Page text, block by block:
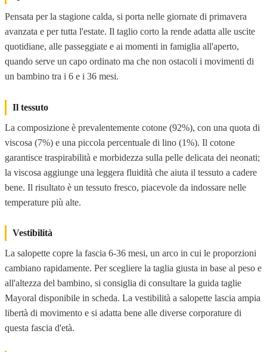
Pensata per la stagione calda, si porta nelle giornate di primavera
avanzata e per tutta l'estate. Il taglio corto la rende adatta alle uscite
quotidiane, alle passeggiate e ai momenti in famiglia all'aperto,
quando serve un capo ordinato ma che non ostacoli i movimenti di
un bambino tra i 6 e i 36 mesi.
Il tessuto
La composizione è prevalentemente cotone (92%), con una quota di
viscosa (7%) e una piccola percentuale di lino (1%). Il cotone
garantisce traspirabilità e morbidezza sulla pelle delicata dei neonati;
la viscosa aggiunge una leggera fluidità che aiuta il tessuto a cadere
bene. Il risultato è un tessuto fresco, piacevole da indossare nelle
temperature più alte.
Vestibilità
La salopette copre la fascia 6-36 mesi, un arco in cui le proporzioni
cambiano rapidamente. Per scegliere la taglia giusta in base al peso e
all'altezza del bambino, si consiglia di consultare la guida taglie
Mayoral disponibile in scheda. La vestibilità a salopette lascia ampia
libertà di movimento e si adatta bene alle diverse corporature di
questa fascia d'età.